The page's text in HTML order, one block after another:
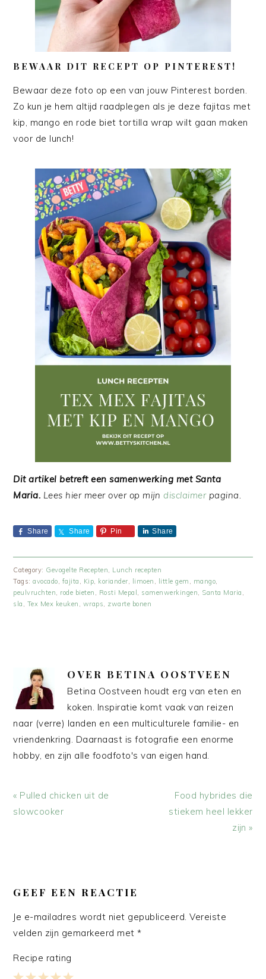
BEWAAR DIT RECEPT OP PINTEREST!
Bewaar deze foto op een van jouw Pinterest borden.
Zo kun je hem altijd raadplegen als je deze fajitas met
kip, mango en rode biet tortilla wrap wilt gaan maken
voor de lunch!
Dit artikel betreft een samenwerking met Santa
Maria. Lees hier meer over op mijndisclaimerpagina.
Share Share Pin Share
Category: Gevogelte Recepten, Lunch recepten
Tags:avocado, fajita , Kip, koriander, limoen , little gem , mango,
peulvruchten, rode bieten , Rosti Mepal , samenwerkingen, Santa Maria ,
sla , Tex Mex keuken , wraps, zwarte bonen
OVERBETINA OOSTVEEN
Betina Oostveen houdt erg van eten en
koken. Inspiratie komt vaak van reizen
naar (verre) landen en een multiculturele familie- en
vriendenkring. Daarnaast is fotografie een enorme
hobby, en zijn alle foodfoto's van eigen hand.
Vorig
bericht:
« Pulled chicken uit de
slowcooker
Volgend
bericht:
Food hybrides die
stiekem heel lekker
zijn »
INTERACTIES
GEEF EEN REACTIE
Je e-mailadres wordt niet gepubliceerd. Vereiste
velden zijn gemarkeerd met*
Recipe rating